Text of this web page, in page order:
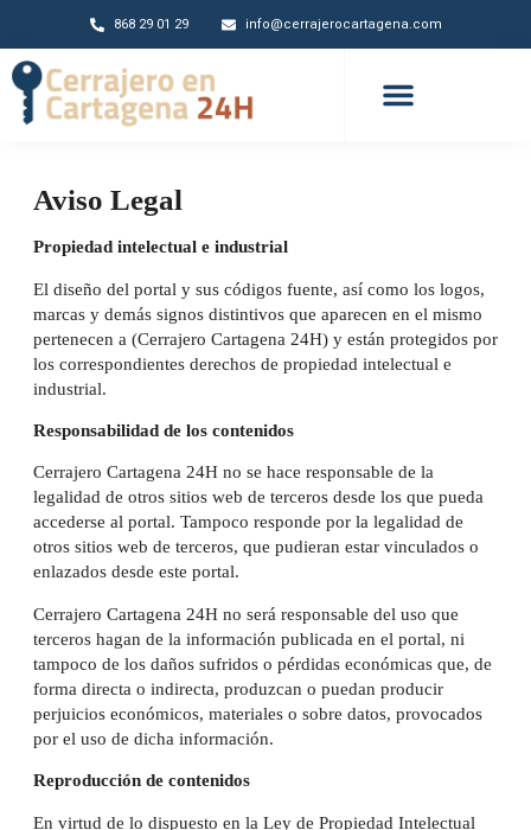
868 29 01 29 info@cerrajerocartagena.com
Aviso Legal
Propiedad intelectual e industrial
El diseño del portal y sus códigos fuente, así como los logos,
marcas y demás signos distintivos que aparecen en el mismo
pertenecen a (Cerrajero Cartagena 24H) y están protegidos por
los correspondientes derechos de propiedad intelectual e
industrial.
Responsabilidad de los contenidos
Cerrajero Cartagena 24H no se hace responsable de la
legalidad de otros sitios web de terceros desde los que pueda
accederse al portal. Tampoco responde por la legalidad de
otros sitios web de terceros, que pudieran estar vinculados o
enlazados desde este portal.
Cerrajero Cartagena 24H no será responsable del uso que
terceros hagan de la información publicada en el portal, ni
tampoco de los daños sufridos o pérdidas económicas que, de
forma directa o indirecta, produzcan o puedan producir
perjuicios económicos, materiales o sobre datos, provocados
por el uso de dicha información.
Reproducción de contenidos
En virtud de lo dispuesto en la Ley de Propiedad Intelectual